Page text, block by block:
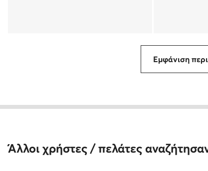
Εμφάνιση
Άλλοι χρήστες / πελάτες